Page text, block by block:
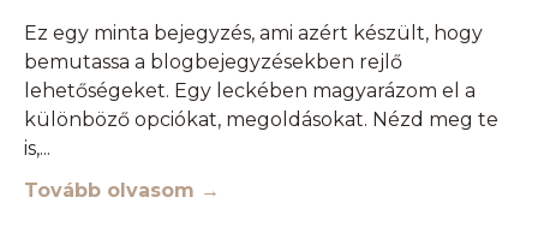
Ez egy minta bejegyzés, ami azért készült, hogy
bemutassa a blogbejegyzésekben rejlő
lehetőségeket. Egy leckében magyarázom el a
különböző opciókat, megoldásokat. Nézd meg te
is,
Tovább olvasom →